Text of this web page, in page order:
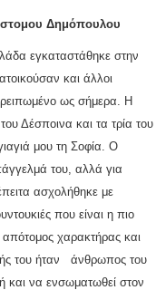
Δημόπουλου
εγκαταστάθηκε στην
και άλλοι
ως σήμερα. Η
Δέσποινα και τα τρία του
μου τη Σοφία. Ο
του, αλλά για
ασχολήθηκε με
που είναι η πιο
χαρακτήρας και
του ήταν άνθρωπος του
και να ενσωματωθεί στον